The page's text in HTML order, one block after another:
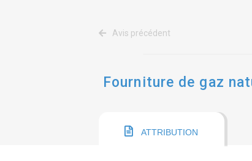
Avis précédent
Fourniture de gaz
ATTRIBUTION